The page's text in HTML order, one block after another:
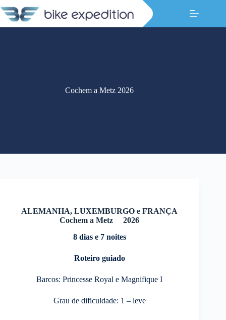
para
Cochem a Metz 2026
ALEMANHA, LUXEMBURGO e FRANÇA
Cochem a Metz 2026
8 dias e 7 noites
Roteiro guiado
Barcos: Princesse Royal e Magnifique I
Grau de dificuldade: 1 – leve